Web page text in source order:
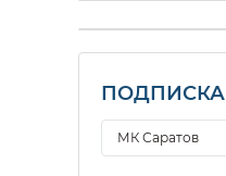
ПОДПИСКА